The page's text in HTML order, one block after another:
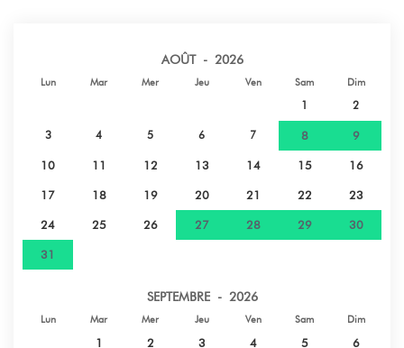
AOÛT - 2026
Lun Mar Mer Jeu Ven Sam Dim
1 2
3 4 5 6 7 8 9
10 11 12 13 14 15 16
17 18 19 20 21 22 23
24 25 26 27 28 29 30
31
SEPTEMBRE - 2026
Lun Mar Mer Jeu Ven Sam Dim
1 2 3 4 5 6